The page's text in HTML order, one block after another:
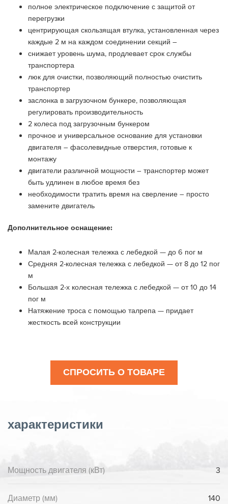
полное электрическое подключение с защитой от
перегрузки
центрирующая скользящая втулка, установленная через
каждые 2 м на каждом соединении секций –
снижает уровень шума, продлевает срок службы
транспортера
люк для очистки, позволяющий полностью очистить
транспортер
заслонка в загрузочном бункере, позволяющая
регулировать производительность
2 колеса под загрузочным бункером
прочное и универсальное основание для установки
двигателя – фасолевидные отверстия, готовые к
монтажу
двигатели различной мощности – транспортер может
быть удлинен в любое время без
необходимости тратить время на сверление – просто
замените двигатель
Дополнительное оснащение:
Малая 2-колесная тележка с лебедкой — до 6 пог м
Средняя 2-колесная тележка с лебедкой — от 8 до 12 пог
м
Большая 2-х колесная тележка с лебедкой — от 10 до 14
пог м
Натяжение троса с помощью талрепа — придает
жесткость всей конструкции
СПРОСИТЬ О ТОВАРЕ
характеристики
Мощность двигателя (кВт) 3
Диаметр (мм) 140